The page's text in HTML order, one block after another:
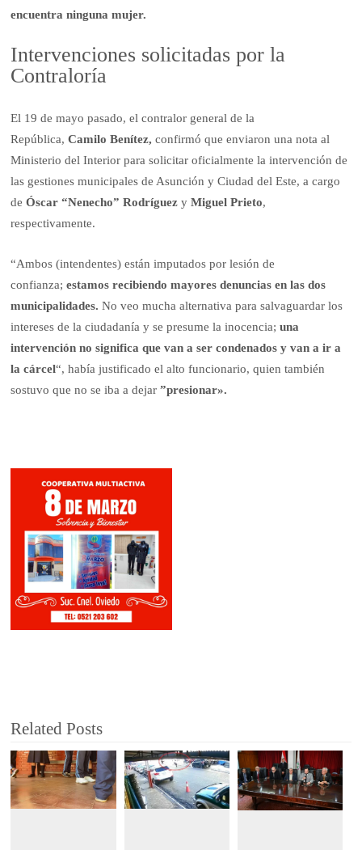
encuentra ninguna mujer.
Intervenciones solicitadas por la
Contraloría
El 19 de mayo pasado, el contralor general de la
República,Camilo Benítez, confirmó que enviaron una nota al
Ministerio del Interior para solicitar oficialmente la intervención de
las gestiones municipales de Asunción y Ciudad del Este, a cargo
de Óscar “Nenecho” Rodríguez yMiguel Prieto,
respectivamente.
“Ambos (intendentes) están imputados por lesión de
confianza;estamos recibiendo mayores denuncias en las dos
municipalidades. No veo mucha alternativa para salvaguardar los
intereses de la ciudadanía y se presume la inocencia;una
intervención no significa que van a ser condenados y van a ir a
la cárcel“, había justificado el alto funcionario, quien también
sostuvo que no se iba a dejar”presionar».
Related Posts